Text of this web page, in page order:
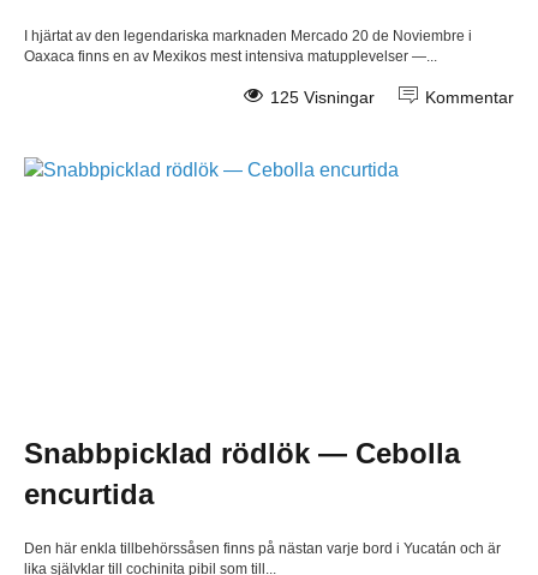
I hjärtat av den legendariska marknaden Mercado 20 de Noviembre i
Oaxaca finns en av Mexikos mest intensiva matupplevelser —...
Kommentar
125 Visningar
Snabbpicklad rödlök — Cebolla
encurtida
Den här enkla tillbehörssåsen finns på nästan varje bord i Yucatán och är
lika självklar till cochinita pibil som till...